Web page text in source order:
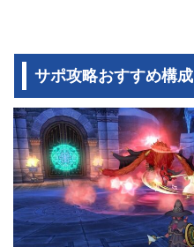
サポ攻略おすすめ構成